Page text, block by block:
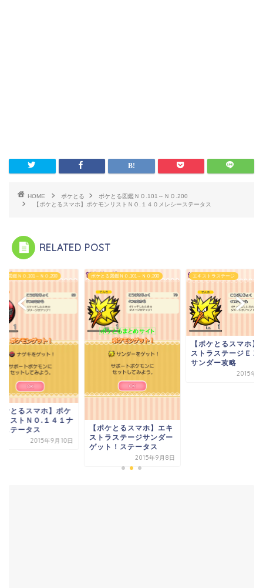
HOME ポケとる
ポケとる図鑑ＮＯ.101～ＮＯ.200
【ポケとるスマホ】ポケモンリストＮＯ.１４０メレシーステータス
RELATED POST
る図鑑ＮＯ.101～ＮＯ.200
ケとるスマホ】ポケ
リストＮＯ.１４１ナ
ステータス
2015年9月10日
ポケとる図鑑ＮＯ.101～ＮＯ.200
【ポケとるスマホ】エキ
ストラステージサンダー
ゲット！ステータス
2015年9月8日
エキストラステージ
【ポケとるスマホ】
ストラステージＥ
サンダー攻略
2015年9